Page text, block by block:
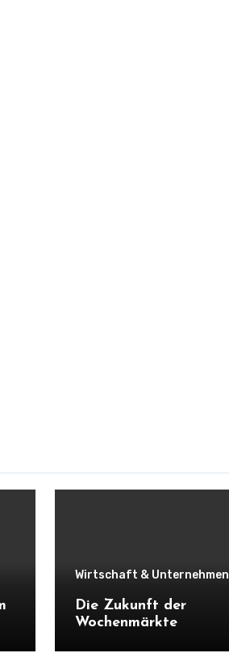
Wirtschaft & Unternehmen
Die Zukunft der
Wochenmärkte